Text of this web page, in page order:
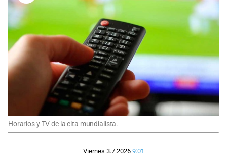
Horarios y TV de la cita mundialista.
Viernes 3.7.2026 9:01